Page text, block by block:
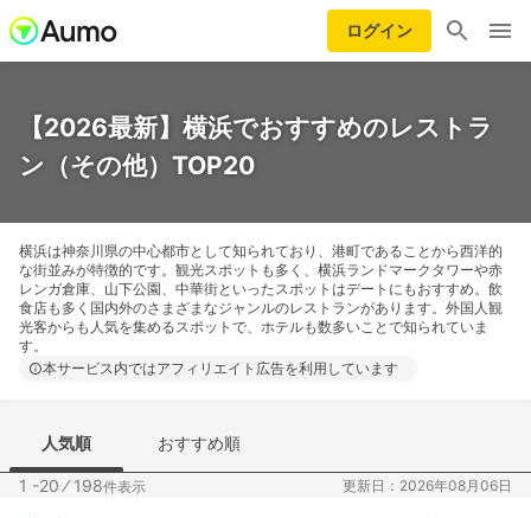
ログイン
【2026最新】横浜でおすすめのレストラ
ン（その他）TOP20
横浜は神奈川県の中心都市として知られており、港町であることから西洋的
な街並みが特徴的です。観光スポットも多く、横浜ランドマークタワーや赤
レンガ倉庫、山下公園、中華街といったスポットはデートにもおすすめ。飲
食店も多く国内外のさまざまなジャンルのレストランがあります。外国人観
光客からも人気を集めるスポットで、ホテルも数多いことで知られていま
す。
本サービス内ではアフィリエイト広告を利用しています
人気順 おすすめ順
1 -20 ⁄198件表示 更新日：2026年08月06日